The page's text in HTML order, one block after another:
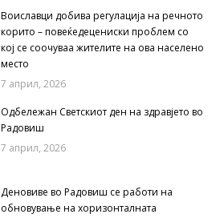
Воиславци добива регулација на речното
корито – повеќедецениски проблем со
кој се соочуваа жителите на ова населено
место
7 април, 2026
Одбележан Светскиот ден на здравјето во
Радовиш
7 април, 2026
Деновиве во Радовиш се работи на
обновување на хоризонталната